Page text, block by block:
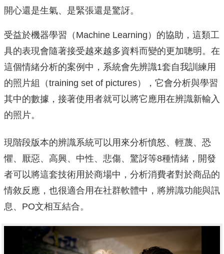
開心還是生氣、是緊張還是驚訝。
受益於機器學習（Machine Learning）的協助，這類工
具的表現會隨著接受越來越多資料而變的更加聰明。在
這個情緒分析的案例中，系統會先辨識1套自我訓練用
的照片組（training set of pictures），它會分析與學習
其中的數據，接著使用者就可以將它應用在辨識新輸入
的照片。
現階段版本的辨識系統可以用來分析憤怒、輕蔑、恐
懼、厭惡、高興、中性、悲傷、驚訝等8種情緒，開發
者可以將這套技術用於商場中，分析消費者對於商品的
情敘反應，也很適合用在社群軟體中，將辨識功能與訊
息、PO文相互結合。